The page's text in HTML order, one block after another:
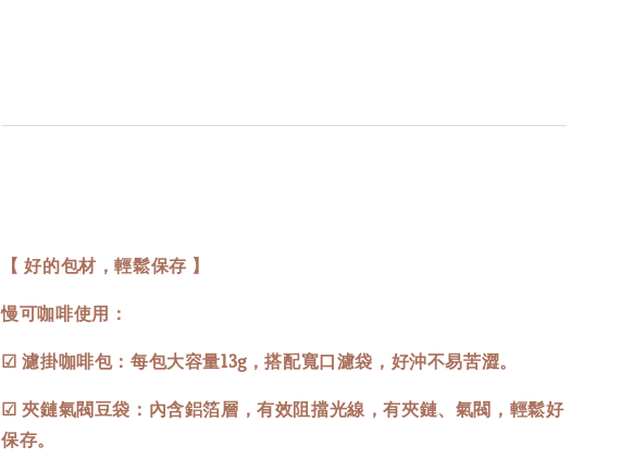
【 好的包材，輕鬆保存 】
慢可咖啡使用：
☑ 濾掛咖啡包：每包大容量13g，搭配寬口濾袋，好沖不易苦澀。
☑ 夾鏈氣閥豆袋：內含鋁箔層，有效阻擋光線，有夾鏈、氣閥，輕鬆好
保存。